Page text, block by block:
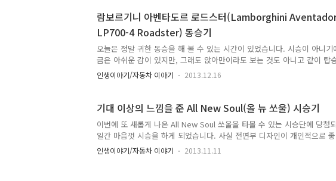
요.차량이 매우 커서 시트 포지션도 낮게 느껴 집니다. 실지 시트 포지션이
게 아니라, 본넷 라인이 많이 올라와 보인다고 할까요?파노라마 선루프도 매
광활하더군요.하지만, 좀 투박합니다. 같은 회사임에도 폴스바겐과 포르쉐
인테리어 감..
람보르기니 아벤타도르 로드스터(Lamborghini
LP700-4 Roadster) 동승기
오늘은 정말 귀한 동승을 해 볼 수 있는 시간이 있었습니다. 시승이 아니기
금은 아쉬운 감이 있지만, 그래도 앉아만이라도 보는 것도 아니고 같이 탑
시원하게 주행해 보는 기회이기에 정말 기분 좋고 설레는 시간이 되었습니
것은 바로 바로 람보르기니 아벤타도르 로드스터(Lamborghini Aventador
서 돌아다니는 것을 봤다고 올렸었는데, 바로 제가 본 그 아벤타도르 로드스
(Lamborghini Aventador LP700-4 Roadster)입니다. ^^ 이런 우연이 ^^
알기로는 국내에 단 2대만이 현재 들어와 있는 상태로 알고 있고, 많은 분
알고 있는 주황색 크롬 랩핑된 차량이 1호..
인생이야기/자동차 이야기 2013.12.16
기대 이상의 느낌을 준 All New Soul(올 뉴 쏘울) 시승기
이번에 또 새롭게 나온 All New Soul 쏘울을 타볼 수 있는 시승단에 당첨
일간 마음껏 시승을 하게 되었습니다. 사실 전면부 디자인이 개인적으로
는 스타일은 아니긴 했지만 주변에 잘 나왔다는 말도 듣고, 몰아본 분들이
로 괜찮다고 하시는 분들도 있어서 기대는 되었습니다. 그리고 사진을 통해
인생이야기/자동차 이야기 2013.11.11